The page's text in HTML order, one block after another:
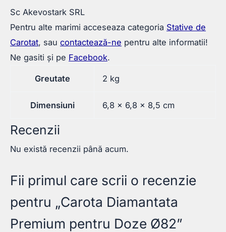
Sc Akevostark SRL
Pentru alte marimi acceseaza categoria Stative de
Carotat, sau contactează-ne pentru alte informatii!
Ne gasiti și pe Facebook.
Greutate 2 kg
Dimensiuni 6,8 × 6,8 × 8,5 cm
Recenzii
Nu există recenzii până acum.
Fii primul care scrii o recenzie
pentru „Carota Diamantata
Premium pentru Doze Ø82”